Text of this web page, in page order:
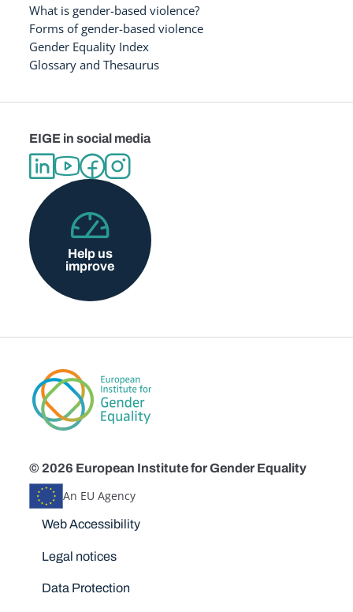
What is gender-based violence?
Forms of gender-based violence
Gender Equality Index
Glossary and Thesaurus
EIGE in social media
Help us
improve
© 2026 European Institute for Gender Equality
An EU Agency
Disclaimers
Web Accessibility
Legal notices
Data Protection